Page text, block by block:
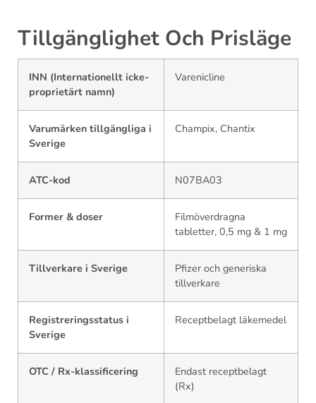
Tillgänglighet Och Prisläge
INN (Internationellt icke-
proprietärt namn)
Varenicline
Varumärken tillgängliga i
Sverige
Champix, Chantix
ATC-kod N07BA03
Former & doser
Filmöverdragna
tabletter, 0,5 mg & 1 mg
Tillverkare i Sverige
Pfizer och generiska
tillverkare
Registreringsstatus i
Sverige
Receptbelagt läkemedel
OTC / Rx-klassificering
Endast receptbelagt
(Rx)